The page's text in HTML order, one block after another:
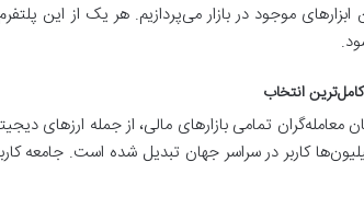
موجود در بازار می‌پردازیم. هر یک از این
تمامی بازارهای مالی، از جمله ارزهای
کاربر در سراسر جهان تبدیل شده است. جامعه